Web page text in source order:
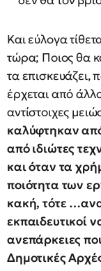
Και εύλογα
τώρα; Ποιος θα
τα επισκευάζει,
έρχεται από
αντίστοιχες
καλύφτηκαν
από ιδιώτες
και όταν τα
ποιότητα των
κακή, τότε
εκπαιδευτικοί
ανεπάρκειες
Δημοτικές